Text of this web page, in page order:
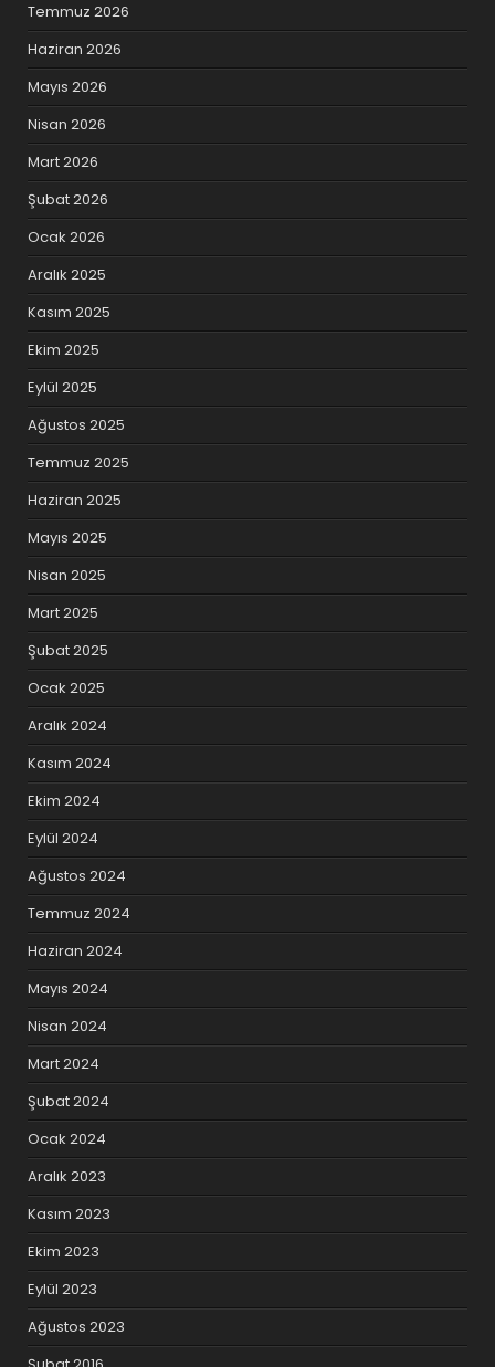
Temmuz 2026
Haziran 2026
Mayıs 2026
Nisan 2026
Mart 2026
Şubat 2026
Ocak 2026
Aralık 2025
Kasım 2025
Ekim 2025
Eylül 2025
Ağustos 2025
Temmuz 2025
Haziran 2025
Mayıs 2025
Nisan 2025
Mart 2025
Şubat 2025
Ocak 2025
Aralık 2024
Kasım 2024
Ekim 2024
Eylül 2024
Ağustos 2024
Temmuz 2024
Haziran 2024
Mayıs 2024
Nisan 2024
Mart 2024
Şubat 2024
Ocak 2024
Aralık 2023
Kasım 2023
Ekim 2023
Eylül 2023
Ağustos 2023